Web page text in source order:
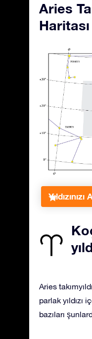
Aries
Haritası
Aries
parlak yıldızı
bazıları